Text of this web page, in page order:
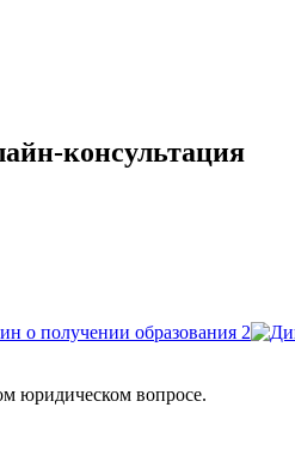
консультация
юридическом вопросе.